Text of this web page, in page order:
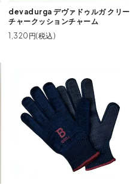
devadurga デヴァドゥルガ クリー
チャークッションチャーム
1,320円(税込)